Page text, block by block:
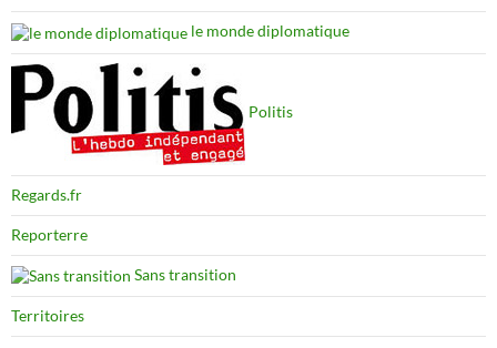
le monde diplomatique
Politis
Regards.fr
Reporterre
Sans transition
Territoires